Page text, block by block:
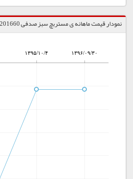
نمودار قیمت ماهانه ی مستربچ سبز صدفی 201660 / کوثر
۱۳۹۵/۱۰/۴ ۱۳۹۶/۰۹/۳۰